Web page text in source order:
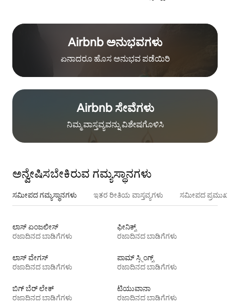
Airbnb ಅನುಭವಗಳು
ಏನಾದರೂ ಹೊಸ ಅನುಭವ ಪಡೆಯಿರಿ
Airbnb ಸೇವೆಗಳು
ನಿಮ್ಮ ವಾಸ್ತವ್ಯವನ್ನು ವಿಶೇಷಗೊಳಿಸಿ
ಅನ್ವೇಷಿಸಬೇಕಿರುವ ಗಮ್ಯಸ್ಥಾನಗಳು
ಸಮೀಪದ ಗಮ್ಯಸ್ಥಾನಗಳು ಇತರ ರೀತಿಯ ವಾಸ್ತವ್ಯಗಳು ಸಮೀಪದ ಪ್ರಮುಖ
ಲಾಸ್ ಏಂಜಲೀಸ್
ರಜಾದಿನದ ಬಾಡಿಗೆಗಳು
ಫೀನಿಕ್ಸ್
ರಜಾದಿನದ ಬಾಡಿಗೆಗಳು
ಲಾಸ್ ವೇಗಸ್
ರಜಾದಿನದ ಬಾಡಿಗೆಗಳು
ಪಾಮ್ ಸ್ಪ್ರಿಂಗ್ಸ್
ರಜಾದಿನದ ಬಾಡಿಗೆಗಳು
ಬಿಗ್ ಬೆರ್ ಲೇಕ್
ರಜಾದಿನದ ಬಾಡಿಗೆಗಳು
ಟಿ‍ಯುವಾನಾ
ರಜಾದಿನದ ಬಾಡಿಗೆಗಳು